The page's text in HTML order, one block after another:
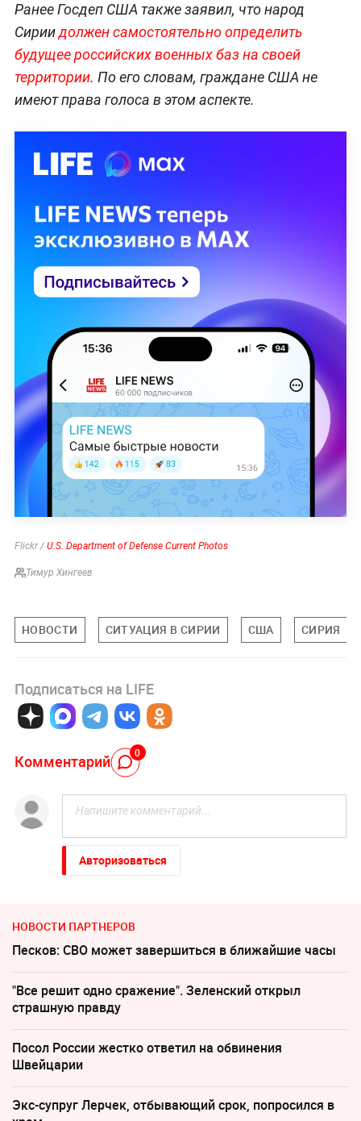
Ранее Госдеп США также заявил, что народ
Сириидолжен самостоятельно определить
будущее российских военных баз на своей
территории. По его словам, граждане США не
имеют права голоса в этом аспекте.
Flickr / U.S. Department of Defense Current Photos
Тимур Хингеев
НОВОСТИ СИТУАЦИЯ В СИРИИ США СИРИЯ
Подписаться на LIFE
Комментарий 0
Авторизоваться
НОВОСТИ ПАРТНЕРОВ
Песков: СВО может завершиться в ближайшие часы
"Все решит одно сражение". Зеленский открыл
страшную правду
Посол России жестко ответил на обвинения
Швейцарии
Экс-супруг Лерчек, отбывающий срок, попросился в